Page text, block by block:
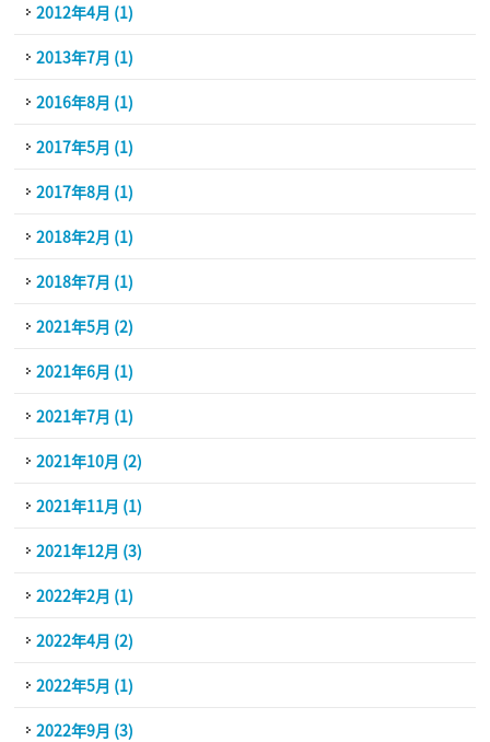
2012年4月 (1)
2013年7月 (1)
2016年8月 (1)
2017年5月 (1)
2017年8月 (1)
2018年2月 (1)
2018年7月 (1)
2021年5月 (2)
2021年6月 (1)
2021年7月 (1)
2021年10月 (2)
2021年11月 (1)
2021年12月 (3)
2022年2月 (1)
2022年4月 (2)
2022年5月 (1)
2022年9月 (3)